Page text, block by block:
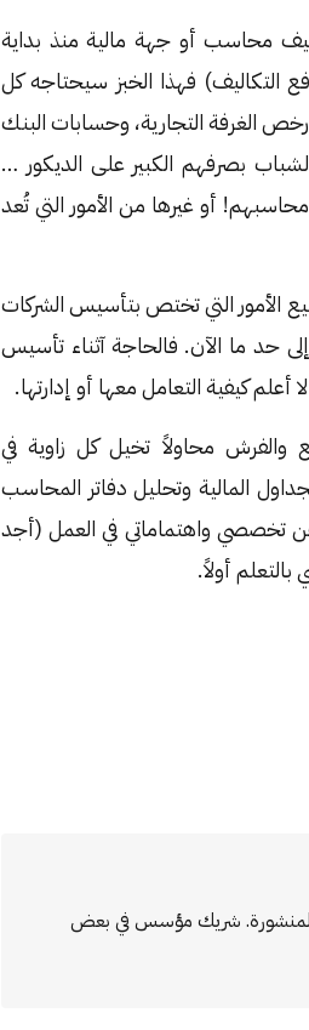
محاسب أو جهة مالية منذ بداية
التكاليف) فهذا الخبز سيحتاجه كل
الغرفة التجارية، وحسابات البنك
بصرفهم الكبير على الديكور …
أو غيرها من الأمور التي تُعد
الأمور التي تختص بتأسيس الشركات
حد ما الآن. فالحاجة آثناء تأسيس
كيفية التعامل معها أو إدارتها.
والفرش محاولاً تخيل كل زاوية في
المالية وتحليل دفاتر المحاسب
تخصصي واهتماماتي في العمل (أجد
أولاً.
المنشورة. شريك مؤسس في بعض